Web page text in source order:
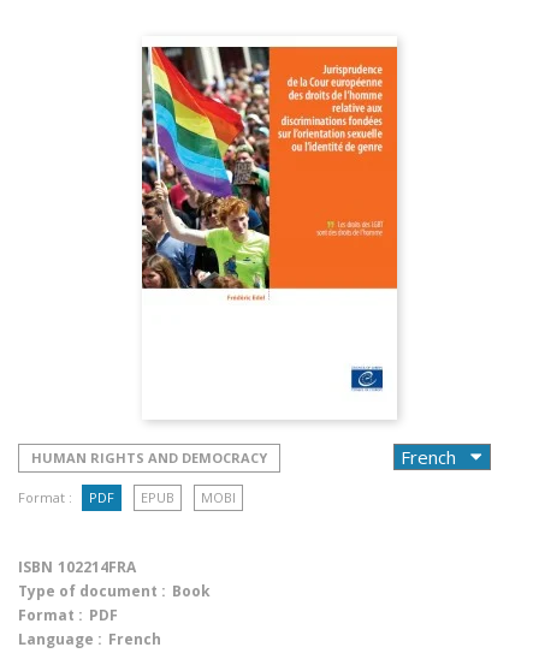
HUMAN RIGHTS AND DEMOCRACY
Format : PDF EPUB MOBI
ISBN 102214FRA
Type of document : Book
Format : PDF
Language : French